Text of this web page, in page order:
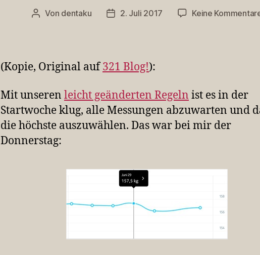
Beitragsautor
Von dentaku Veröffentlichungsdatum
2. Juli 2017 Keine
(Kopie, Original auf321 Blog!):
Mit unseren leicht geänderten Regeln ist es in der
Startwoche klug, alle Messungen abzuwarten und
die höchste auszuwählen. Das war bei mir der
Donnerstag: